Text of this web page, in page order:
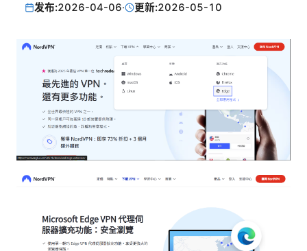
发布:2026-04-06· 更新:2026-05-10